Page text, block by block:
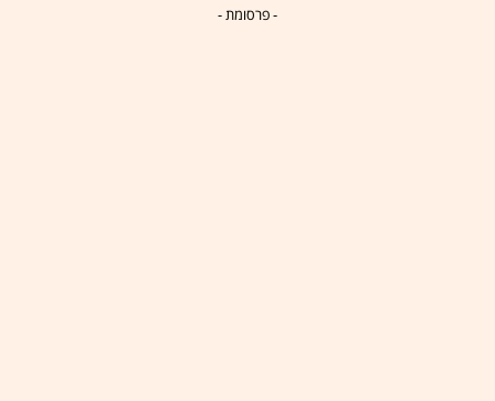
- פרסומת -